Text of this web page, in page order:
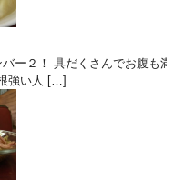
ー２！ 具だくさんでお腹も
強い人 […]